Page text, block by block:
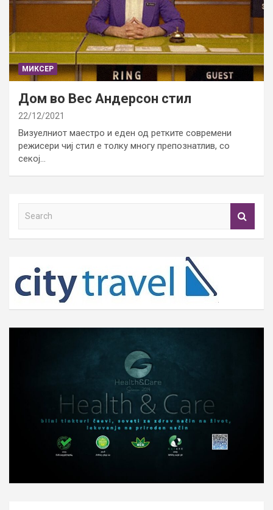
МИКСЕР
Дом во Вес Андерсон стил
22/12/2021
Визуелниот маестро и еден од ретките современи
режисери чиј стил е толку многу препознатлив, со
секој…
h